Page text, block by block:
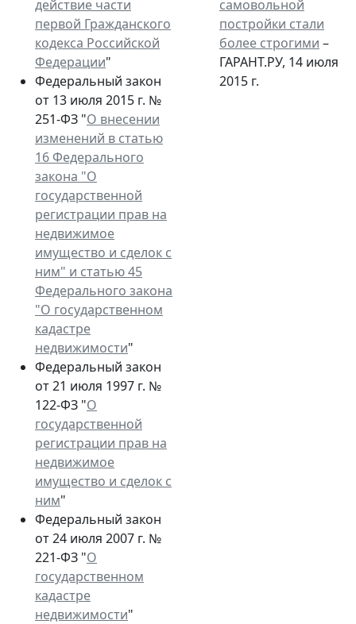
действие части
первой Гражданского
кодекса Российской
Федерации"
Федеральный закон
от 13 июля 2015 г. №
251-ФЗ "О внесении
изменений в статью
16 Федерального
закона "О
государственной
регистрации прав на
недвижимое
имущество и сделок с
ним" и статью 45
Федерального закона
"О государственном
кадастре
недвижимости"
Федеральный закон
от 21 июля 1997 г. №
122-ФЗ "О
государственной
регистрации прав на
недвижимое
имущество и сделок с
ним"
Федеральный закон
от 24 июля 2007 г. №
221-ФЗ "О
государственном
кадастре
недвижимости"
самовольной
постройки стали
более строгими –
ГАРАНТ.РУ, 14 июля
2015 г.